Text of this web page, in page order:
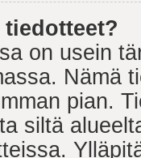
tiedotteet?
on usein
Nämä
pian.
siltä